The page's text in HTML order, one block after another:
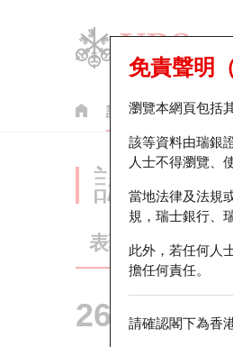
認股證 牛熊證
免責聲明
瀏覽本網頁包括
該等資料由瑞銀
人士不得瀏覽、
當地法律及法規
規，瑞士銀行、
此外，若任何人
擔任何責任。
請確認閣下為香
認股證
表現 街貨統
26840 瑞